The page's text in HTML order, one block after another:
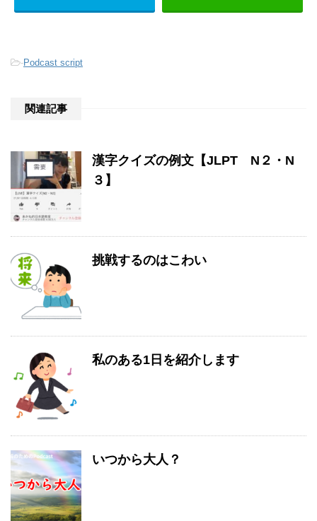
-Podcast script
関連記事
漢字クイズの例文【JLPT N２・N
３】
挑戦するのはこわい
私のある1日を紹介します
いつから大人？